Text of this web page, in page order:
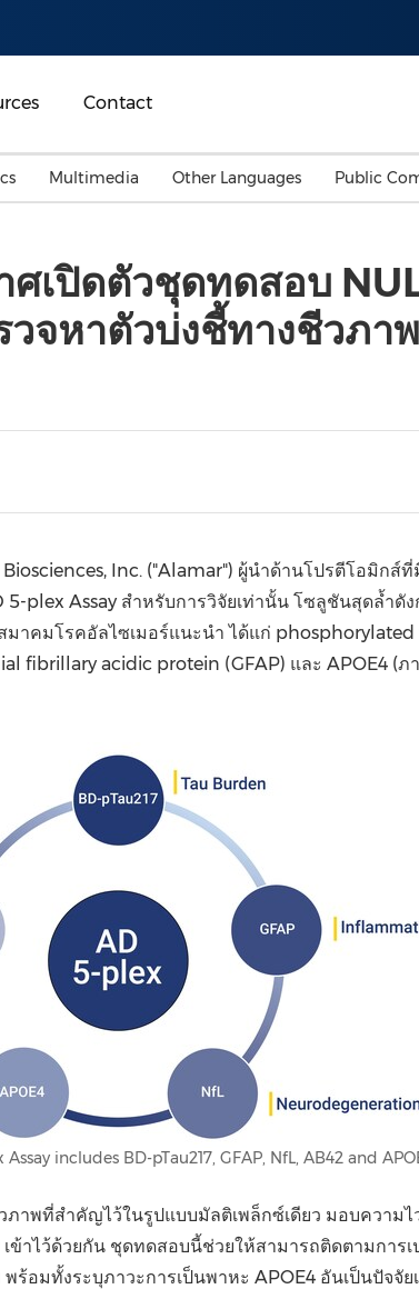
Contact
Malaysia
Australia
Energy
General Business
Investment & Financing
Multimedia Other Languages Public
เปิดตัวชุดทดสอบ
จหาตัวบ่งชี้ทางชีวภา
Inc. ("Alamar") ผู้นำด้านโปรตีโอมิก
plex Assay สำหรับการวิจัยเท่านั้น โซลูชันสุดล้ำ
คมโรคอัลไซเมอร์แนะนำ ได้แก่ phosphorylated
fibrillary acidic protein (GFAP) และ APOE4 (ภ
includes BD-pTau217, GFAP, NfL, AB42 and
าพที่สำคัญไว้ในรูปแบบมัลติเพล็กซ์เดียว มอบความ
เข้าไว้ด้วยกัน ชุดทดสอบนี้ช่วยให้สามารถติดตามกา
ร้อมทั้งระบุภาวะการเป็นพาหะ APOE4 อันเป็นปัจ